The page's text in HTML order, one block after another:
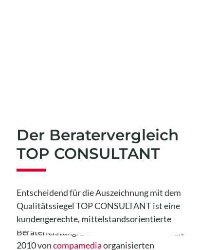
Der Beratervergleich
TOP CONSULTANT
Entscheidend für die Auszeichnung mit dem
Qualitätssiegel TOP CONSULTANT ist eine
kundengerechte, mittelstandsorientierte
Beraterleistung. Das Teilnehmerfeld des seit
2010 voncompamediaorganisierten